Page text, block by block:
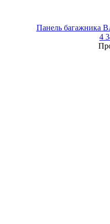
Панель багажника
4